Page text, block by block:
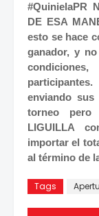
#QuinielaPR
DE ESA
esto se hace
ganador, y
enviando
torneo pero
LIGUILLA
importar el
al término de
Tags